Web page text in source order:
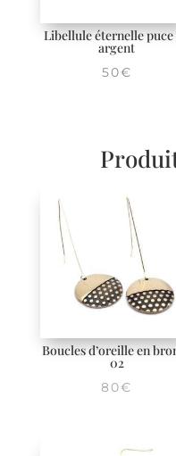
Libellule éternelle puce
argent
50€
Boucles d’oreille en
02
80€